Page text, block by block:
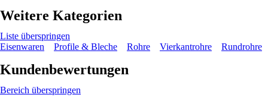
Weitere Kategorien
Liste überspringen
Eisenwaren
Profile & Bleche Rohre Vierkantrohre Rundrohre
Kundenbewertungen
Bereich überspringen